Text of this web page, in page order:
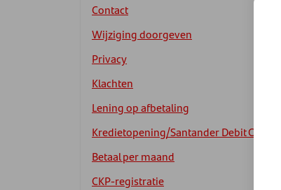
Contact
Wijziging doorgeven
Privacy
Klachten
Lening op afbetaling
Kredietopening/Santander Debit Card
Betaal per maand
CKP-registratie